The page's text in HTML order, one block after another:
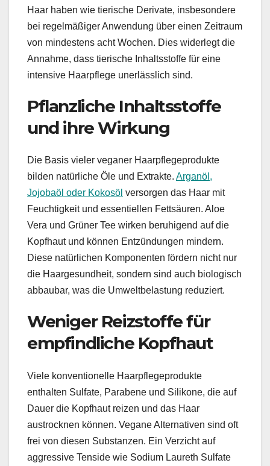
Haar haben wie tierische Derivate, insbesondere
bei regelmäßiger Anwendung über einen Zeitraum
von mindestens acht Wochen. Dies widerlegt die
Annahme, dass tierische Inhaltsstoffe für eine
intensive Haarpflege unerlässlich sind.
Pflanzliche Inhaltsstoffe
und ihre Wirkung
Die Basis vieler veganer Haarpflegeprodukte
bilden natürliche Öle und Extrakte. Arganöl,
Jojobaöl oder Kokosöl versorgen das Haar mit
Feuchtigkeit und essentiellen Fettsäuren. Aloe
Vera und Grüner Tee wirken beruhigend auf die
Kopfhaut und können Entzündungen mindern.
Diese natürlichen Komponenten fördern nicht nur
die Haargesundheit, sondern sind auch biologisch
abbaubar, was die Umweltbelastung reduziert.
Weniger Reizstoffe für
empfindliche Kopfhaut
Viele konventionelle Haarpflegeprodukte
enthalten Sulfate, Parabene und Silikone, die auf
Dauer die Kopfhaut reizen und das Haar
austrocknen können. Vegane Alternativen sind oft
frei von diesen Substanzen. Ein Verzicht auf
aggressive Tenside wie Sodium Laureth Sulfate